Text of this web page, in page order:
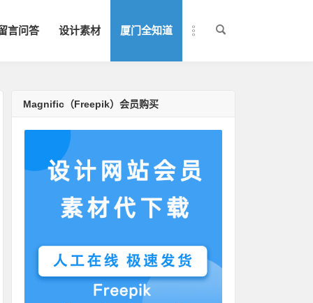
言问答 设计素材 厦门全知道
Magnific（Freepik）会员购买